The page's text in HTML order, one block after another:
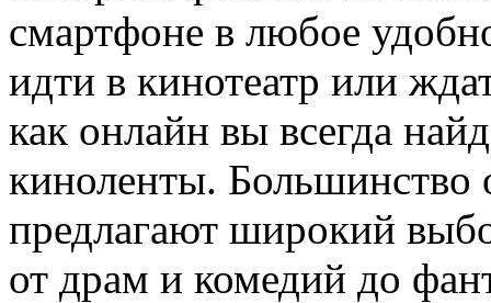
смартфоне в любое
идти в кинотеатр или
как онлайн вы всегда
киноленты. Большинство
предлагают широкий
от драм и комедий до